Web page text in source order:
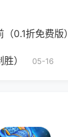
0.1折免费版）
） 05-16